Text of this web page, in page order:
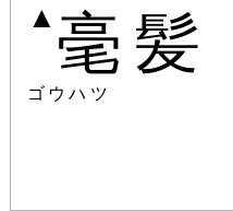
▲ 毫髪
ゴウハツ